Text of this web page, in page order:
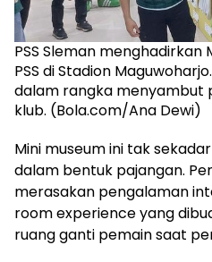
PSS Sleman menghadirkan
PSS di Stadion
dalam rangka menyambut
klub. (Bola.com/Ana Dewi)
Mini museum ini tak
dalam bentuk pajangan.
merasakan pengalaman
room experience yang
ruang ganti pemain saat